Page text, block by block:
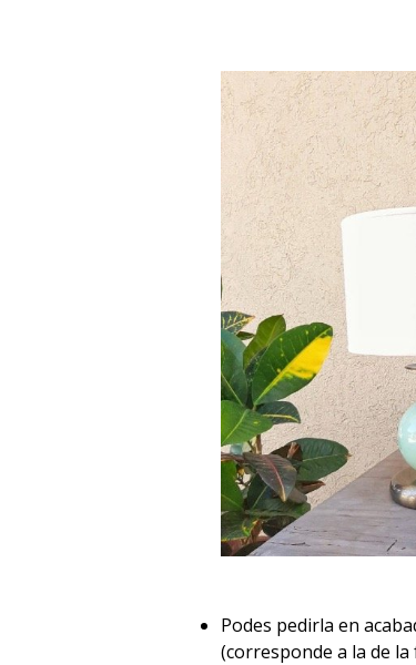
Podes pedirla en
(corresponde a la de